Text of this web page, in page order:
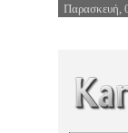
Παρασκευή,